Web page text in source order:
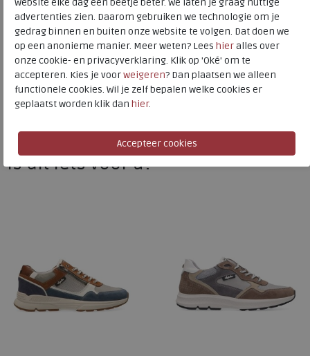
Australian
Toon alles vanAustralian
Naar allesneakers / veterschoenen
Naar alleAustralian sneakers / veterschoenen
Is dit iets voor u?
website elke dag een beetje beter. We laten je graag nuttige
advertenties zien. Daarom gebruiken we technologie om je
gedrag binnen en buiten onze website te volgen. Dat doen we
op een anonieme manier. Meer weten? Lees hieralles over
onze cookie- en privacyverklaring. Klik op 'Oké' om te
accepteren. Kies je voorweigeren? Dan plaatsen we alleen
functionele cookies. Wil je zelf bepalen welke cookies er
geplaatst worden klik dan hier.